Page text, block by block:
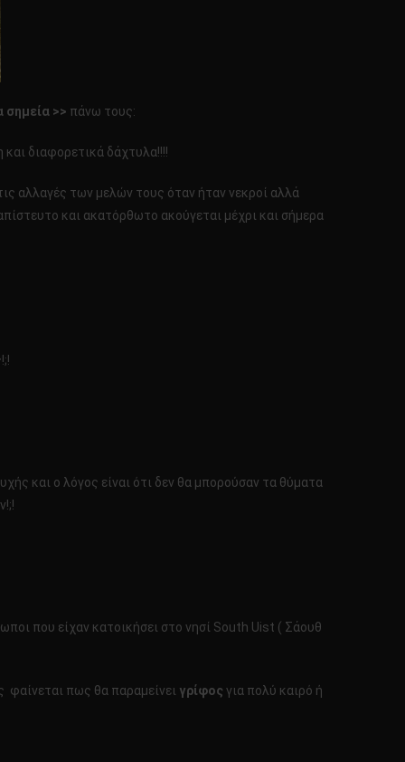
σημεία >> πάνω τους:
διαφορετικά δάχτυλα!!!!
αλλαγές των μελών τους όταν ήταν νεκροί αλλά
και ακατόρθωτο ακούγεται μέχρι και σήμερα
και ο λόγος είναι ότι δεν θα μπορούσαν τα θύματα
που είχαν κατοικήσει στο νησί South Uist ( Σάουθ
φαίνεται πως θα παραμείνει γρίφος για πολύ καιρό ή